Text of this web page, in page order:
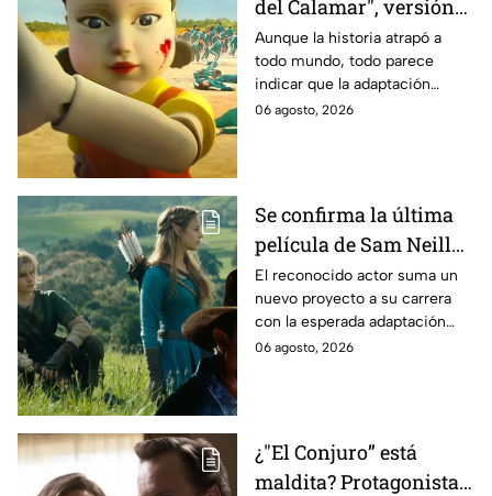
del Calamar", versión
Estados Unidos? Esto
es lo que se sabe al
momento
Aunque la historia atrapó a
todo mundo, todo parece
indicar que la adaptación
podría ser cancelada:
06 agosto, 2026
Se confirma la última
película de Sam Neill
antes de morir: esto es
lo que se sabe hasta
ahora
El reconocido actor suma un
nuevo proyecto a su carrera
con la esperada adaptación
cinematográfica del popular
06 agosto, 2026
¿"El Conjuro” está
maldita? Protagonista